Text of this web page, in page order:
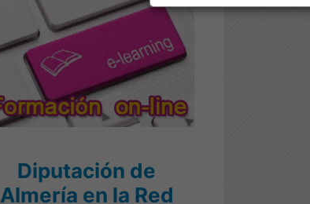
Diputación de
Almería en la Red